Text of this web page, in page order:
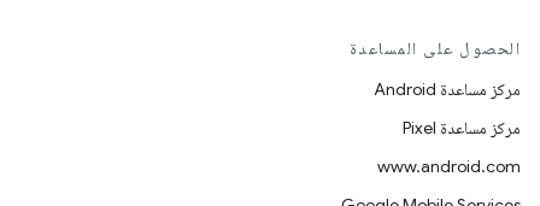
الحصول على المساعدة
مركز مساعدة Android
مركز مساعدة Pixel
www.android.com